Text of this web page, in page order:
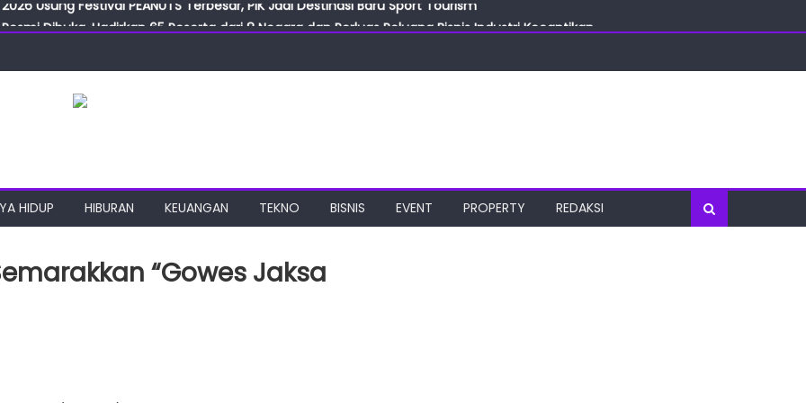
Dibuka, Hadirkan 65 Peserta dari 8 Negara dan Perluas Peluang Bisnis Industri Kecantikan
Expo 2026 Resmi Digelar, Tampilkan Teknologi Medis dan Laboratorium Terkini
Gulirkan Program Jumat Berkah, Wujud Nyata Kepedulian Sosial
Usung Festival PEANUTS Terbesar, PIK Jadi Destinasi Baru Sport Tourism
HIDUP HIBURAN KEUANGAN TEKNO BISNIS EVENT PROPERTY REDAKSI
“Gowes Jaksa